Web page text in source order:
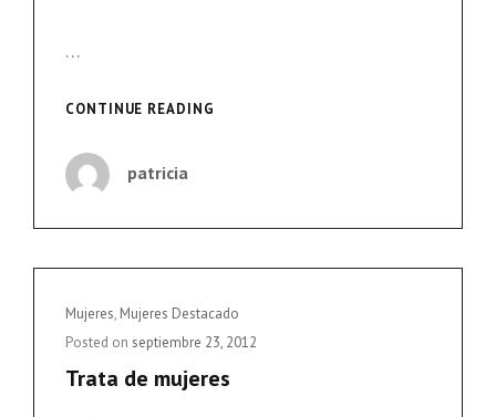
…
CONTINUE READING
QUE
TIENES
PALABRA»
patricia
Cat
Links
Mujeres, Mujeres Destacado
Posted on septiembre 23, 2012
Trata de mujeres